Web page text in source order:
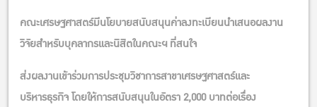
คณะเศรษฐศาสตร์มีนโยบายสนับสนุนค่าลงทะเบียนนำเสนอผลงาน
วิจัยสำหรับบุคลากรและนิสิตในคณะฯ ที่สนใจ
ส่งผลงานเข้าร่วมการประชุมวิชาการสาขาเศรษฐศาสตร์และ
บริหารธุรกิจ โดยให้การสนับสนุนในอัตรา 2,000 บาทต่อเรื่อง